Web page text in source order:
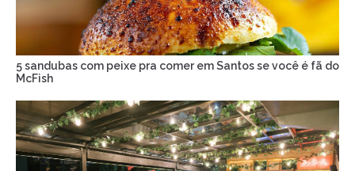
5 sandubas com peixe pra comer em Santos se você é fã do
McFish